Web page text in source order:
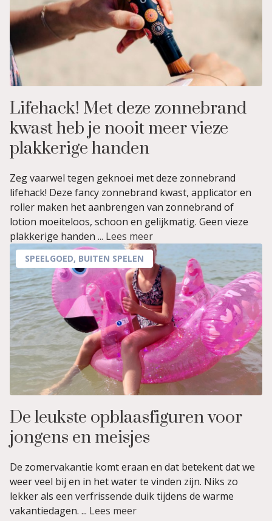
Lifehack! Met deze zonnebrand
kwast heb je nooit meer vieze
plakkerige handen
Zeg vaarwel tegen geknoei met deze zonnebrand
lifehack! Deze fancy zonnebrand kwast, applicator en
roller maken het aanbrengen van zonnebrand of
lotion moeiteloos, schoon en gelijkmatig. Geen vieze
plakkerige handen ... Lees meer
SPEELGOED, BUITEN SPELEN
De leukste opblaasfiguren voor
jongens en meisjes
De zomervakantie komt eraan en dat betekent dat we
weer veel bij en in het water te vinden zijn. Niks zo
lekker als een verfrissende duik tijdens de warme
vakantiedagen. ... Lees meer